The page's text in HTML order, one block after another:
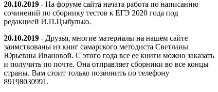
20.10.2019 - На форуме сайта начата работа по написанию
сочинений по сборнику тестов к ЕГЭ 2020 года под
редакцией И.П.Цыбулько.
20.10.2019 - Друзья, многие материалы на нашем сайте
заимствованы из книг самарского методиста Светланы
Юрьевны Ивановой. С этого года все ее книги можно заказать
и получить по почте. Она отправляет сборники во все концы
страны. Вам стоит только позвонить по телефону
89198030991.